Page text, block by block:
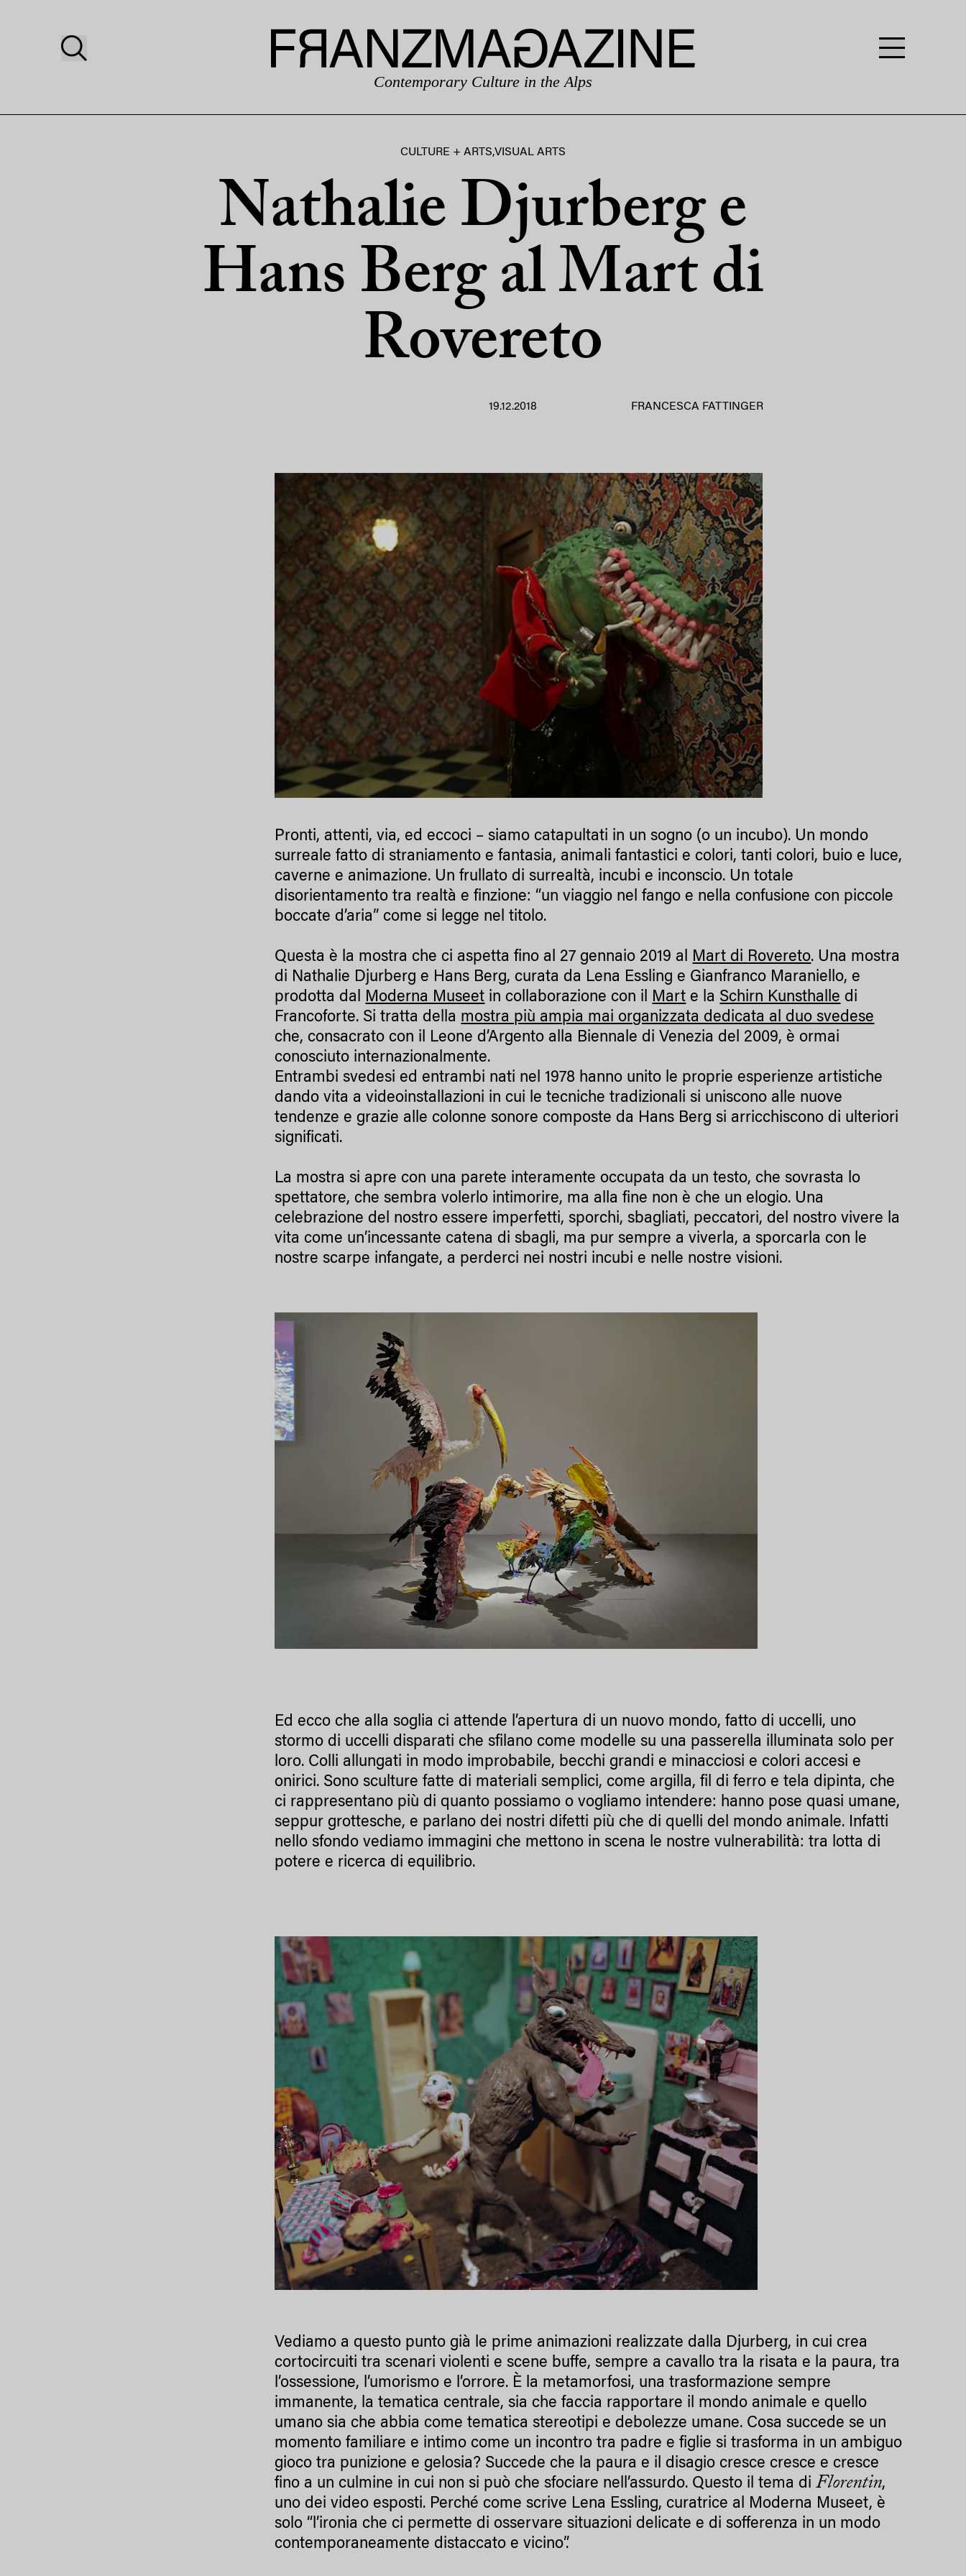
Contemporary Culture in the Alps
CULTURE + ARTS,VISUAL ARTS
Nathalie Djurberg e
Hans Berg al Mart di
Rovereto
19.12.2018 FRANCESCA FATTINGER
Pronti, attenti, via, ed eccoci – siamo catapultati in un sogno (o un incubo). Un mondo
surreale fatto di straniamento e fantasia, animali fantastici e colori, tanti colori, buio e luce,
caverne e animazione. Un frullato di surrealtà, incubi e inconscio. Un totale
disorientamento tra realtà e finzione: “un viaggio nel fango e nella confusione con piccole
boccate d’aria” come si legge nel titolo.
Questa è la mostra che ci aspetta fino al 27 gennaio 2019 al Mart di Rovereto. Una mostra
di Nathalie Djurberg e Hans Berg, curata da Lena Essling e Gianfranco Maraniello, e
prodotta dal Moderna Museet in collaborazione con il Mart e la Schirn Kunsthalle di
Francoforte. Si tratta della mostra più ampia mai organizzata dedicata al duo svedese
che, consacrato con il Leone d’Argento alla Biennale di Venezia del 2009, è ormai
conosciuto internazionalmente.
Entrambi svedesi ed entrambi nati nel 1978 hanno unito le proprie esperienze artistiche
dando vita a videoinstallazioni in cui le tecniche tradizionali si uniscono alle nuove
tendenze e grazie alle colonne sonore composte da Hans Berg si arricchiscono di ulteriori
significati.
La mostra si apre con una parete interamente occupata da un testo, che sovrasta lo
spettatore, che sembra volerlo intimorire, ma alla fine non è che un elogio. Una
celebrazione del nostro essere imperfetti, sporchi, sbagliati, peccatori, del nostro vivere la
vita come un’incessante catena di sbagli, ma pur sempre a viverla, a sporcarla con le
nostre scarpe infangate, a perderci nei nostri incubi e nelle nostre visioni.
Ed ecco che alla soglia ci attende l’apertura di un nuovo mondo, fatto di uccelli, uno
stormo di uccelli disparati che sfilano come modelle su una passerella illuminata solo per
loro. Colli allungati in modo improbabile, becchi grandi e minacciosi e colori accesi e
onirici. Sono sculture fatte di materiali semplici, come argilla, fil di ferro e tela dipinta, che
ci rappresentano più di quanto possiamo o vogliamo intendere: hanno pose quasi umane,
seppur grottesche, e parlano dei nostri difetti più che di quelli del mondo animale. Infatti
nello sfondo vediamo immagini che mettono in scena le nostre vulnerabilità: tra lotta di
potere e ricerca di equilibrio.
Vediamo a questo punto già le prime animazioni realizzate dalla Djurberg, in cui crea
cortocircuiti tra scenari violenti e scene buffe, sempre a cavallo tra la risata e la paura, tra
l’ossessione, l’umorismo e l’orrore. È la metamorfosi, una trasformazione sempre
immanente, la tematica centrale, sia che faccia rapportare il mondo animale e quello
umano sia che abbia come tematica stereotipi e debolezze umane. Cosa succede se un
momento familiare e intimo come un incontro tra padre e figlie si trasforma in un ambiguo
gioco tra punizione e gelosia? Succede che la paura e il disagio cresce cresce e cresce
fino a un culmine in cui non si può che sfociare nell’assurdo. Questo il tema diFlorentin,
uno dei video esposti. Perché come scrive Lena Essling, curatrice al Moderna Museet, è
solo “l’ironia che ci permette di osservare situazioni delicate e di sofferenza in un modo
contemporaneamente distaccato e vicino”.